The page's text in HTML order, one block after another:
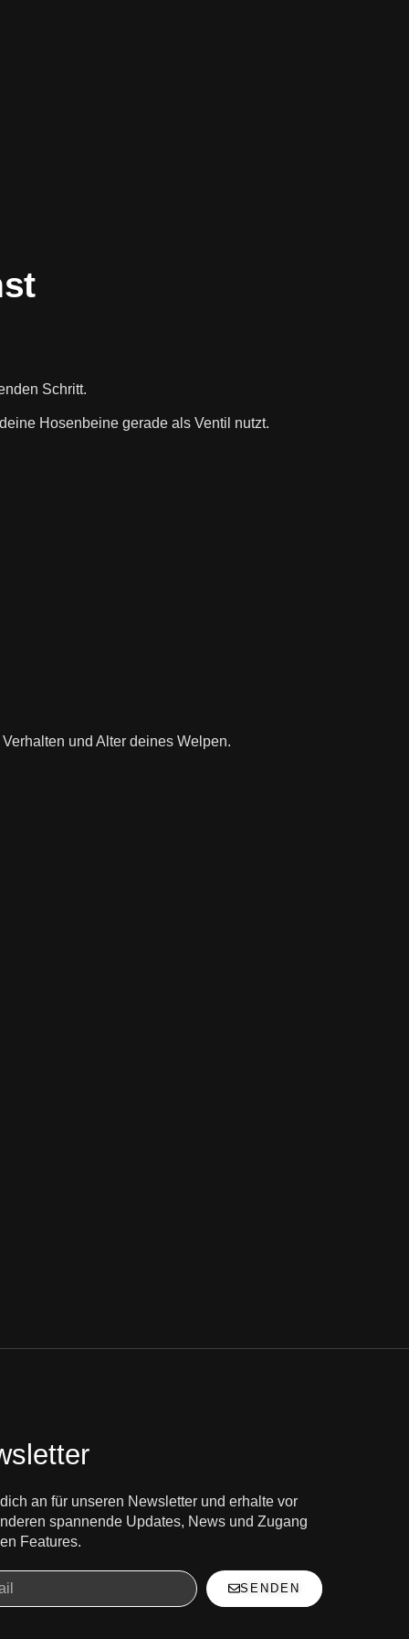
Schritt.
Hosenbeine gerade als Ventil nutzt.
und Alter deines Welpen.
an für unseren Newsletter und erhalte vor
spannende Updates, News und Zugang
Features.
SENDEN